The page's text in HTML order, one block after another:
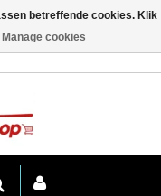
betreffende cookies. Klik
Manage cookies